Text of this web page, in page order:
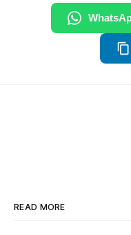
READ MORE